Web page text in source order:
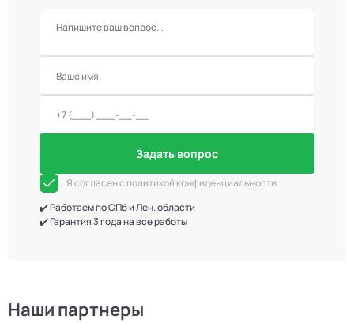
Задать вопрос
Я согласен с политикой конфиденциальности
✔️ Работаем по СПб и Лен. области
✔️ Гарантия 3 года на все работы
Наши партнеры